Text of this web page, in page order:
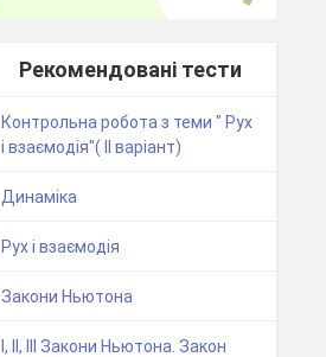
Рекомендовані тести
Контрольна робота з теми " Рух
і взаємодія"( ІІ варіант)
Динаміка
Рух і взаємодія
Закони Ньютона
І, ІІ, ІІІ Закони Ньютона. Закон